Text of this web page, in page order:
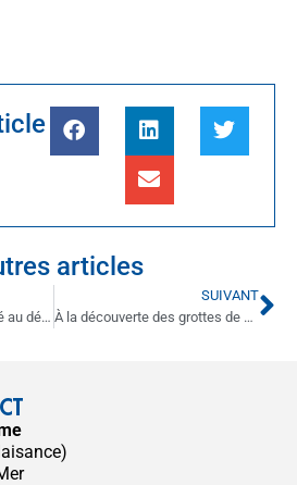
articles
Tour de la Côte de Beauté au départ du Verdon-sur-Mer dans le Médoc
SUIVANT
À la découverte des grottes de Régulus depuis le Verdon-sur-Mer